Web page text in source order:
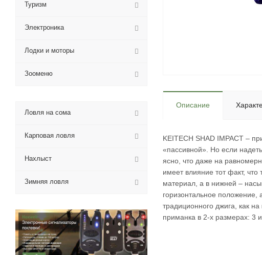
Описание
KEITECH SHAD IMPACT –
«пассивной». Но если
ясно, что даже на
имеет влияние тот факт,
материал, а в нижней –
горизонтальное положение,
традиционного джига, как
приманка в 2-х размерах: 3
Туризм
Электроника
Лодки и моторы
Зооменю
Ловля на сома
Карповая ловля
Нахлыст
Зимняя ловля